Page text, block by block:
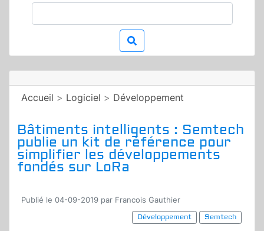
Accueil > Logiciel > Développement
Bâtiments intelligents : Semtech
publie un kit de référence pour
simplifier les développements
fondés sur LoRa
Publié le 04-09-2019 par Francois Gauthier
Développement
Semtech